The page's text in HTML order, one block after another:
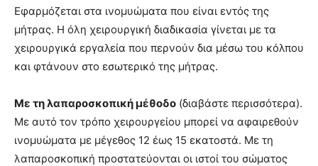
Εφαρμόζεται στα ινομυώματα που είναι εντός της
μήτρας. Η όλη χειρουργική διαδικασία γίνεται με τα
χειρουργικά εργαλεία που περνούν δια μέσω του κόλπου
και φτάνουν στο εσωτερικό της μήτρας.
Με τη λαπαροσκοπική μέθοδο (διαβάστε περισσότερα).
Με αυτό τον τρόπο χειρουργείου μπορεί να αφαιρεθούν
ινομυώματα με μέγεθος 12 έως 15 εκατοστά. Με τη
λαπαροσκοπική προστατεύονται οι ιστοί του σώματος